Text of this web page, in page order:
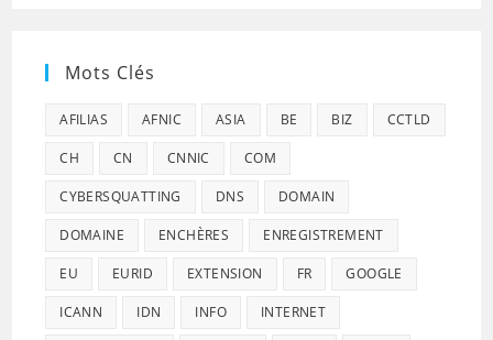
Mots Clés
AFILIAS AFNIC ASIA BE BIZ CCTLD
CH CN CNNIC COM
CYBERSQUATTING DNS DOMAIN
DOMAINE ENCHÈRES ENREGISTREMENT
EU EURID EXTENSION FR GOOGLE
ICANN IDN INFO INTERNET